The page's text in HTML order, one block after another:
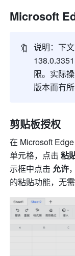
Microsoft
🔖
说明：下
限。实际
版本而有
剪贴板授权
在 Microsoft
单元格，点击 粘
示框中点击 允许
的粘贴功能，无需